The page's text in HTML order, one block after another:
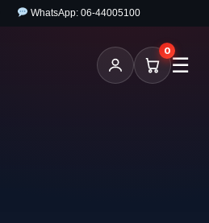
WhatsApp: 06-44005100
0
☰